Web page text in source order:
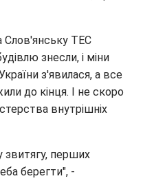
Слов'янську ТЕС
знесли, і міни
з'явилася, а все
до кінця. І не скоро
внутрішніх
звитягу, перших
берегти", -